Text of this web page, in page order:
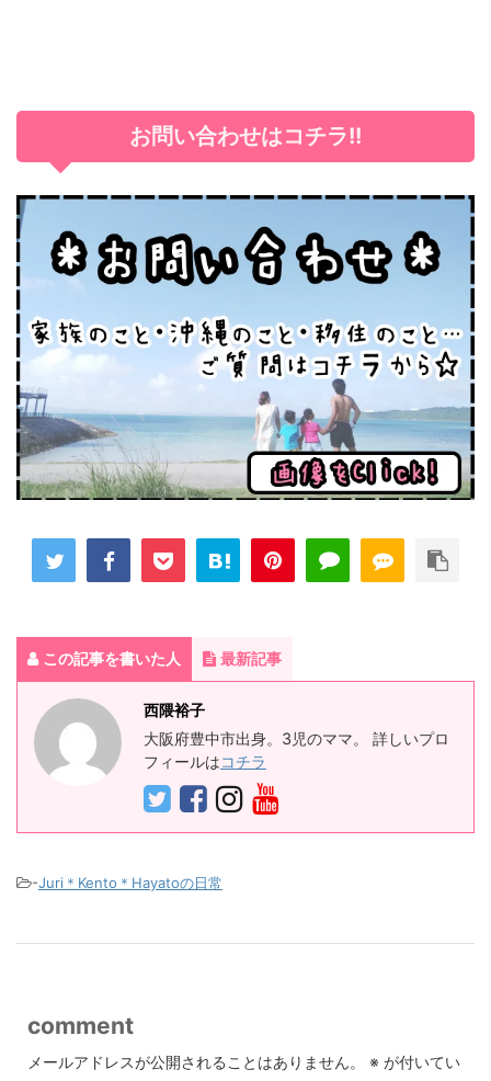
お問い合わせはコチラ!!
この記事を書いた人 最新記事
西隈裕子
大阪府豊中市出身。3児のママ。 詳しいプロ
フィールはコチラ
-Juri＊Kento＊Hayatoの日常
comment
メールアドレスが公開されることはありません。 ※ が付いてい